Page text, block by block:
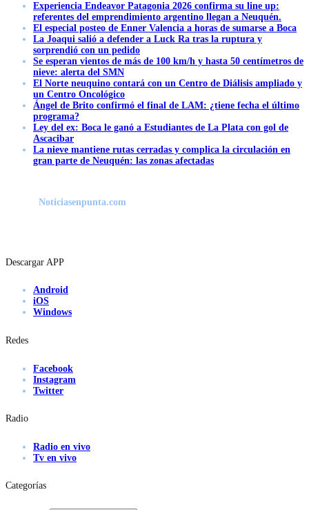
Experiencia Endeavor Patagonia 2026 confirma su line up:
referentes del emprendimiento argentino llegan a Neuquén.
El especial posteo de Enner Valencia a horas de sumarse a Boca
La Joaqui salió a defender a Luck Ra tras la ruptura y
sorprendió con un pedido
Se esperan vientos de más de 100 km/h y hasta 50 centímetros de
nieve: alerta del SMN
El Norte neuquino contará con un Centro de Diálisis ampliado y
un Centro Oncológico
Ángel de Brito confirmó el final de LAM: ¿tiene fecha el último
programa?
Ley del ex: Boca le ganó a Estudiantes de La Plata con gol de
Ascacibar
La nieve mantiene rutas cerradas y complica la circulación en
gran parte de Neuquén: las zonas afectadas
Noticiasenpunta.com
Descargar APP
Android
iOS
Windows
Redes
Facebook
Instagram
Twitter
Radio
Radio en vivo
Tv en vivo
Categorías